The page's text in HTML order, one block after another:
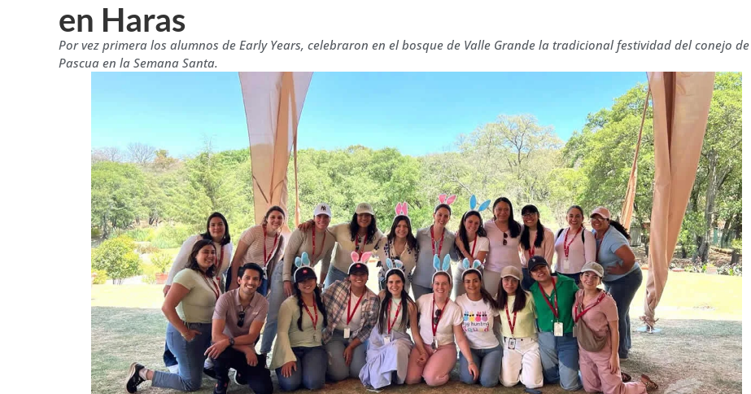
en Haras
Por vez primera los alumnos de Early Years, celebraron en el bosque de Valle Grande la tradicional festividad del conejo de
Pascua en la Semana Santa.